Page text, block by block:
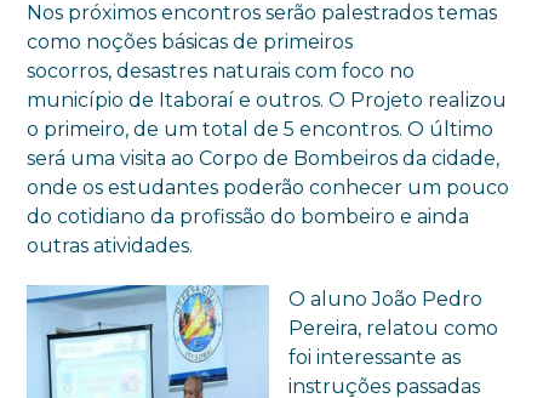
Nos próximos encontros serão palestrados temas
como noções básicas de primeiros
socorros, desastres naturais com foco no
município de Itaboraí e outros. O Projeto realizou
o primeiro, de um total de 5 encontros. O último
será uma visita ao Corpo de Bombeiros da cidade,
onde os estudantes poderão conhecer um pouco
do cotidiano da profissão do bombeiro e ainda
outras atividades.
O aluno João Pedro
Pereira, relatou como
foi interessante as
instruções passadas